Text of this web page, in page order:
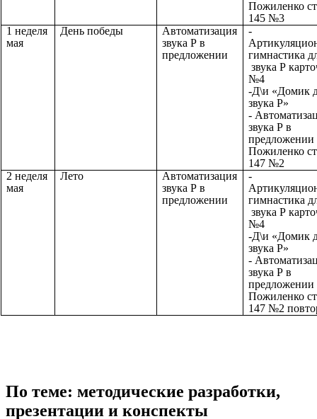
Пожиленко
145 №3
1 неделя
мая
День победы
Автоматизация
звука Р в
предложении
-
гимнастика
звука Р
№4
-Д\и «Домик
звука Р»
-
звука Р в
предложении
Пожиленко
147 №2
2 неделя
мая
Лето
Автоматизация
звука Р в
предложении
-
гимнастика
звука Р
№4
-Д\и «Домик
звука Р»
-
звука Р в
предложении
Пожиленко
147 №2
По теме: методические разработки,
презентации и конспекты